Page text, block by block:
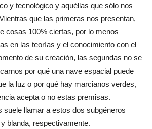
y tecnológico y aquéllas que sólo nos
que las primeras nos presentan,
cosas 100% ciertas, por lo menos
en las teorías y el conocimiento con el
de su creación, las segundas no se
por qué una nave espacial puede
la luz o por qué hay marcianos verdes,
acepta o no estas premisas.
suele llamar a estos dos subgéneros
blanda, respectivamente.